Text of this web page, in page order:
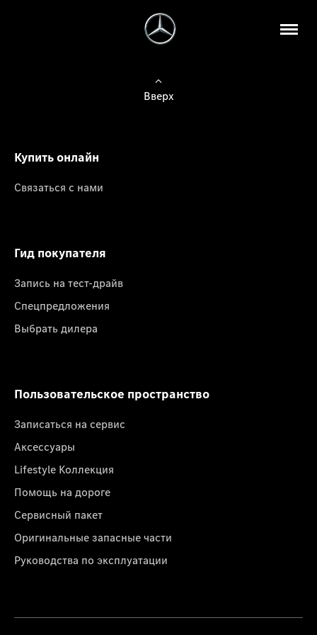
Вверх
Купить онлайн
Связаться с нами
Гид покупателя
Запись на тест-драйв
Спецпредложения
Выбрать дилера
Пользовательское пространство
Записаться на сервис
Аксессуары
Lifestyle Коллекция
Помощь на дороге
Сервисный пакет
Оригинальные запасные части
Руководства по эксплуатации